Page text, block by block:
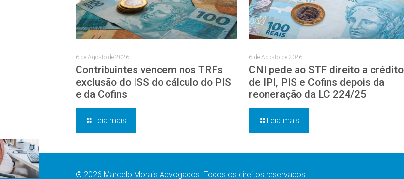
6 de Agosto de 2026
Contribuintes vencem nos TRFs
exclusão do ISS do cálculo do PIS
e da Cofins
Leia mais
6 de Agosto de 2026
CNI pede ao STF direito a crédito
de IPI, PIS e Cofins depois da
reoneração da LC 224/25
Leia mais
® 2026 Marcelo Morais Advogados. Todos os direitos reservados |